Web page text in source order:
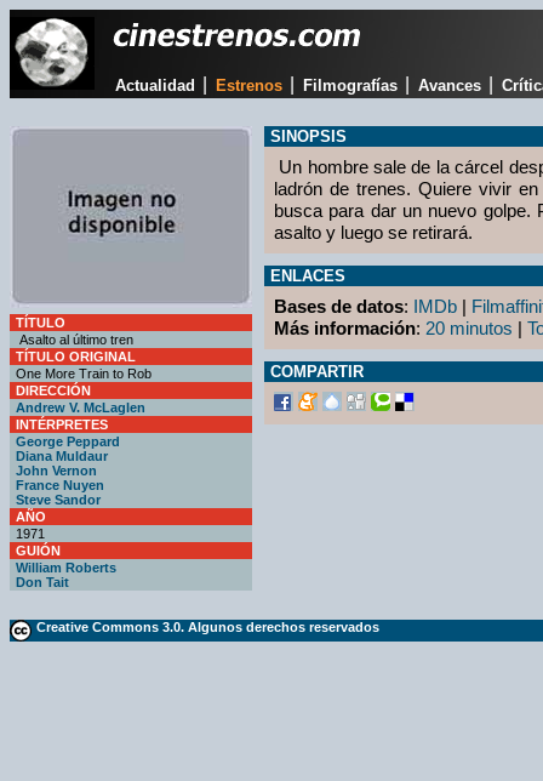
Actualidad Estrenos Filmografías Avances
TÍTULO
Asalto al último tren
TÍTULO ORIGINAL
One More Train to Rob
DIRECCIÓN
Andrew V. McLaglen
INTÉRPRETES
George Peppard
Diana Muldaur
John Vernon
France Nuyen
Steve Sandor
AÑO
1971
GUIÓN
William Roberts
Don Tait
SINOPSIS
Un hombre sale de la cárcel
ladrón de trenes. Quiere vivir
busca para dar un nuevo golpe.
asalto y luego se retirará.
ENLACES
Bases de datos: IMDb |
Más información: 20 minutos |
COMPARTIR
Creative Commons 3.0. Algunos derechos reservados